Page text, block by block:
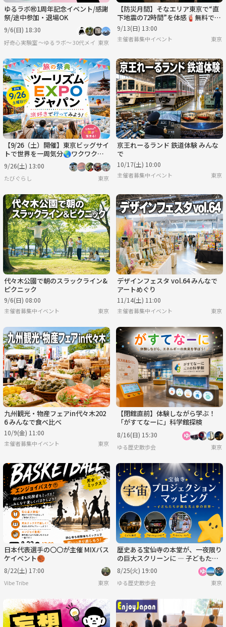
ゆるラボ㊗1周年記念イベント/感謝
祭/途中参加・退場OK
9/6(日) 18:30
好奇心実験室 ～ゆるラボ～ 30代メイン東京
【防災月間】そなエリア東京で“直
下地震の72時間”を体感🧯無料で学
べる社会科見学
9/13(日) 13:00
主催者募集中イベント 東京
【9/26（土）開催】東京ビッグサイ
トで世界を一周気分🌏ワクワク満
載のツーリズムEXPOジャパンに行
ってみよう💖
9/26(土) 13:00
たびぐらし 東京
京王れーるランド 鉄道体験 みんな
で
10/17(土) 10:00
主催者募集中イベント 東京
代々木公園で朝のスラックライン&
ピクニック
9/6(日) 08:00
主催者募集中イベント 東京
デザインフェスタ vol.64 みんなで
アートめぐり
11/14(土) 11:00
主催者募集中イベント 東京
九州観光・物産フェアin代々木202
6 みんなで食べ比べ
10/9(金) 11:00
主催者募集中イベント 東京
【閉館直前】体験しながら学ぶ！
「がすてなーに」科学館探検
8/16(日) 15:30
ゆる歴史散歩会 東京
日本代表選手の〇〇が主催 MIXバス
ケイベント🏀
8/22(土) 17:00
Vibe Tribe 東京
歴史ある宝仙寺の本堂が、一夜限り
の巨大スクリーンに ― 子どもたち
が創るプロジェクションマッピング
8/25(火) 19:00
ゆる歴史散歩会 東京